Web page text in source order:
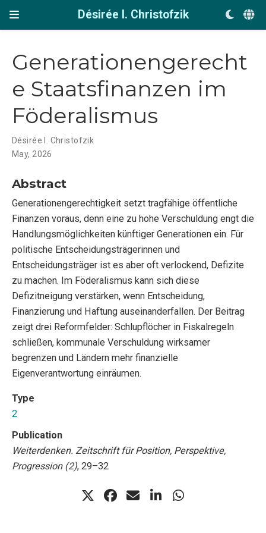
Désirée I. Christofzik
Generationengerecht
e Staatsfinanzen im
Föderalismus
Désirée I. Christofzik
May, 2026
Abstract
Generationengerechtigkeit setzt tragfähige öffentliche
Finanzen voraus, denn eine zu hohe Verschuldung engt die
Handlungsmöglichkeiten künftiger Generationen ein. Für
politische Entscheidungsträgerinnen und
Entscheidungsträger ist es aber oft verlockend, Defizite
zu machen. Im Föderalismus kann sich diese
Defizitneigung verstärken, wenn Entscheidung,
Finanzierung und Haftung auseinanderfallen. Der Beitrag
zeigt drei Reformfelder: Schlupflöcher in Fiskalregeln
schließen, kommunale Verschuldung wirksamer
begrenzen und Ländern mehr finanzielle
Eigenverantwortung einräumen.
Type
2
Publication
Weiterdenken. Zeitschrift für Position, Perspektive,
Progression (2), 29–32